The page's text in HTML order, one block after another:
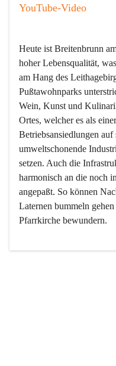
YouTube-Video
Heute ist Breitenbrunn
hoher Lebensqualität,
am Hang des
Pußtawohnparks
Wein, Kunst und
Ortes, welcher es als
Betriebsansiedlungen
umweltschonende
setzen. Auch die
harmonisch an die noch
angepaßt. So können
Laternen bummeln
Pfarrkirche bewundern.
Der Weinbau dominert